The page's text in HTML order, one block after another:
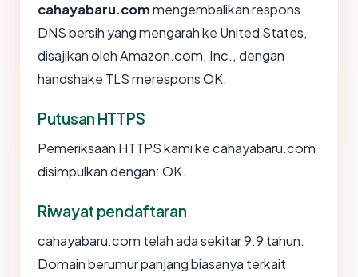
cahayabaru.commengembalikan respons
DNS bersih yang mengarah ke United States,
disajikan oleh Amazon.com, Inc., dengan
handshake TLS merespons OK.
Putusan HTTPS
Pemeriksaan HTTPS kami ke cahayabaru.com
disimpulkan dengan: OK.
Riwayat pendaftaran
cahayabaru.com telah ada sekitar 9.9 tahun.
Domain berumur panjang biasanya terkait